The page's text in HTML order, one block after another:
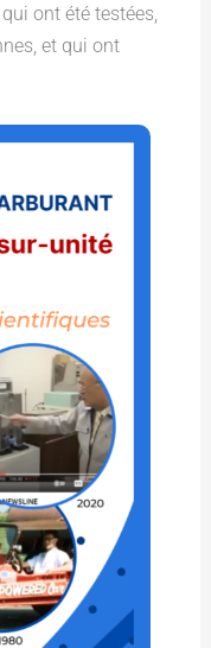
ont été testées,
et qui ont